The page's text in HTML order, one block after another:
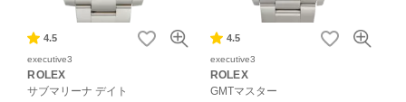
4.5
executive3
ROLEX
サブマリーナ デイト
4.5
executive3
ROLEX
GMTマスター